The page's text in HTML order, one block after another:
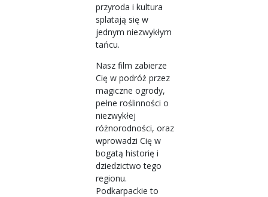
przyroda i kultura
splatają się w
jednym niezwykłym
tańcu.
Nasz film zabierze
Cię w podróż przez
magiczne ogrody,
pełne roślinności o
niezwykłej
różnorodności, oraz
wprowadzi Cię w
bogatą historię i
dziedzictwo tego
regionu.
Podkarpackie to